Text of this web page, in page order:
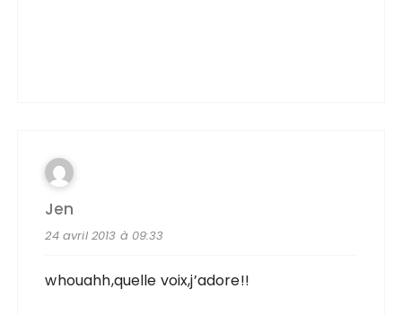
Jen
24 avril 2013 à 09:33
whouahh,quelle voix,j’adore!!